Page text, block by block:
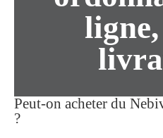
Peut-on acheter du
?